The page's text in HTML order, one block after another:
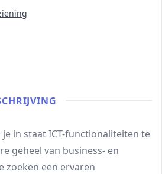
je al lid?
je in staat ICT-functionaliteiten te
geheel van business- en
zoeken een ervaren